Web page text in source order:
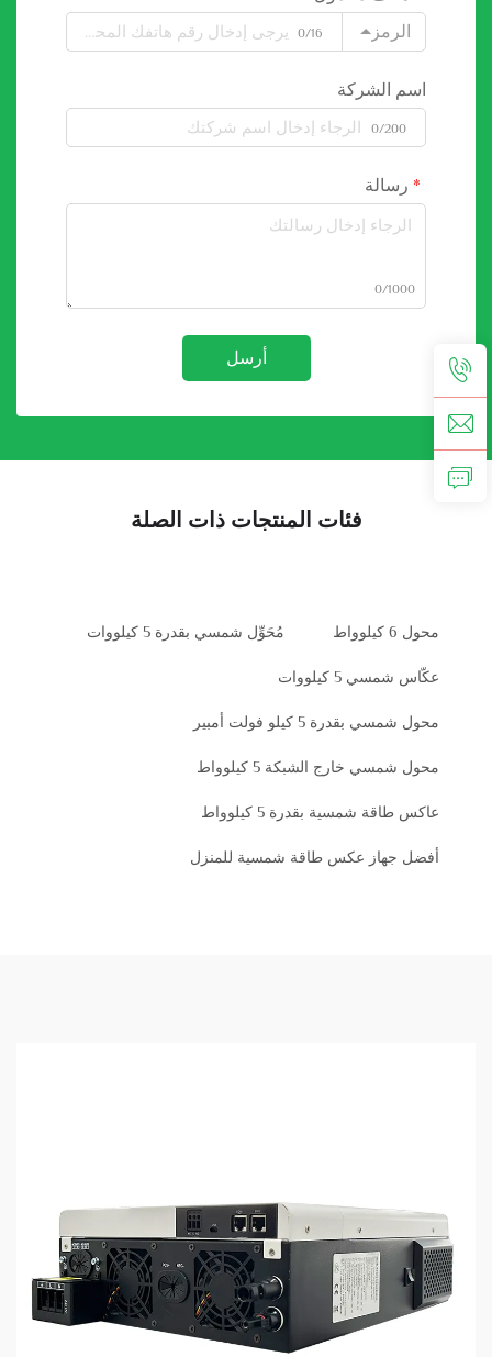
الرمز
0/16
اسم الشركة
0/200
رسالة
0/1000
أرسل
فئات المنتجات ذات الصلة
محول 6 كيلوواط مُحَوِّل شمسي بقدرة 5 كيلووات
عكّاس شمسي 5 كيلووات
محول شمسي بقدرة 5 كيلو فولت أمبير
محول شمسي خارج الشبكة 5 كيلوواط
عاكس طاقة شمسية بقدرة 5 كيلوواط
أفضل جهاز عكس طاقة شمسية للمنزل